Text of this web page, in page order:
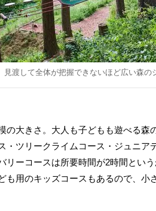
見渡して全体が把握できないほど広い森の
の大きさ。大人も子どもも遊べる森
・ツリークライムコース・ジュニア
リーコースは所要時間が2時間とい
も用のキッズコースもあるので、小